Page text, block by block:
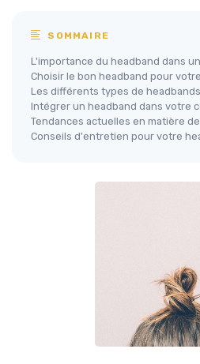
SOMMAIRE
L'importance du headband dans
Choisir le bon headband pour
Les différents types de
Intégrer un headband dans votre
Tendances actuelles en matière
Conseils d'entretien pour votre